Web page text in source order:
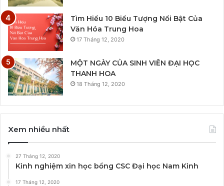
Tìm Hiểu 10 Biểu Tượng Nổi Bật Của
Văn Hóa Trung Hoa
17 Tháng 12, 2020
MỘT NGÀY CỦA SINH VIÊN ĐẠI HỌC
THANH HOA
18 Tháng 12, 2020
Xem nhiều nhất
27 Tháng 12, 2020
Kinh nghiệm xin học bổng CSC Đại học Nam Kinh
17 Tháng 12, 2020